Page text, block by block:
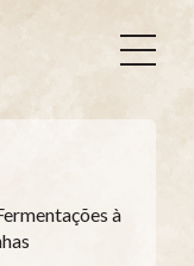
à